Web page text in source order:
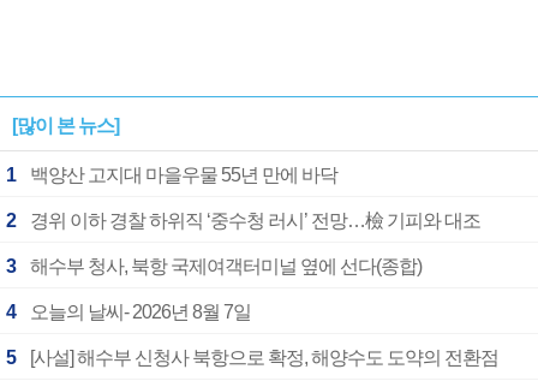
[많이 본 뉴스]
1 백양산 고지대 마을우물 55년 만에 바닥
2 경위 이하 경찰 하위직 ‘중수청 러시’ 전망…檢 기피와 대조
3 해수부 청사, 북항 국제여객터미널 옆에 선다(종합)
4 오늘의 날씨- 2026년 8월 7일
5 [사설] 해수부 신청사 북항으로 확정, 해양수도 도약의 전환점